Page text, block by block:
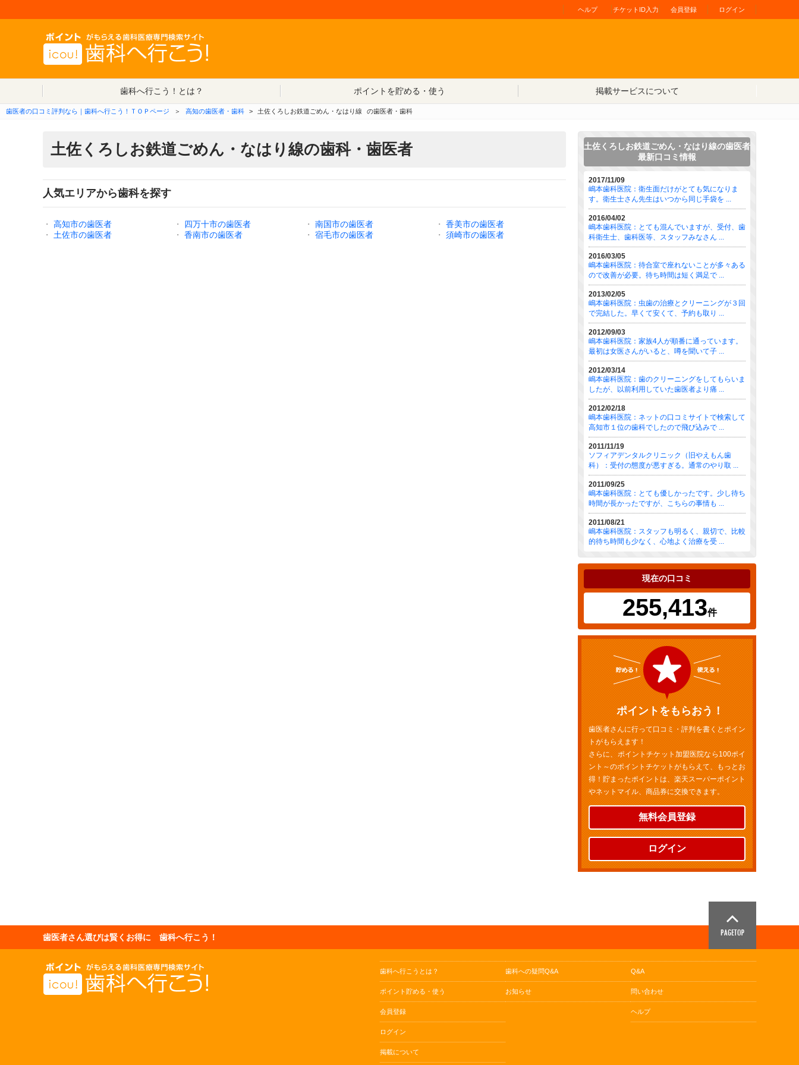
ヘルプ チケットID入力 会員登録 ログイン
歯科へ行こう！とは？
ポイントを貯める・使う 掲載サービスについて
歯医者の口コミ評判なら｜歯科へ行こう！ＴＯＰページ ＞ 高知の歯医者・歯科 > 土佐くろしお鉄道ごめん・なはり線 の歯医者・歯科
土佐くろしお鉄道ごめん・なはり線の歯科・歯医者
人気エリアから歯科を探す
・ 高知市の歯医者 ・ 四万十市の歯医者 ・ 南国市の歯医者 ・
香美市の歯医者
・
土佐市の歯医者 ・ 香南市の歯医者 ・ 宿毛市の歯医者 ・ 須崎市の歯医者
土佐くろしお鉄道ごめん・なはり線の歯医者
最新口コミ情報
2017/11/09
嶋本歯科医院：衛生面だけがとても気になりま
す。衛生士さん先生はいつから同じ手袋を ...
2016/04/02
嶋本歯科医院：とても混んでいますが、受付、歯
科衛生士、歯科医等、スタッフみなさん ...
2016/03/05
嶋本歯科医院：待合室で座れないことが多々ある
ので改善が必要。待ち時間は短く満足で ...
2013/02/05
嶋本歯科医院：虫歯の治療とクリーニングが３回
で完結した。早くて安くて、予約も取り ...
2012/09/03
嶋本歯科医院：家族4人が順番に通っています。
最初は女医さんがいると、噂を聞いて子 ...
2012/03/14
嶋本歯科医院：歯のクリーニングをしてもらいま
したが、以前利用していた歯医者より痛 ...
2012/02/18
嶋本歯科医院：ネットの口コミサイトで検索して
高知市１位の歯科でしたので飛び込みで ...
2011/11/19
ソフィアデンタルクリニック（旧やえもん歯
科）：受付の態度が悪すぎる。通常のやり取 ...
2011/09/25
嶋本歯科医院：とても優しかったです。少し待ち
時間が長かったですが、こちらの事情も ...
2011/08/21
嶋本歯科医院：スタッフも明るく、親切で、比較
的待ち時間も少なく、心地よく治療を受 ...
現在の口コミ
255,413件
ポイントをもらおう！
歯医者さんに行って口コミ・評判を書くとポイン
トがもらえます！
さらに、ポイントチケット加盟医院なら100ポイ
ント～のポイントチケットがもらえて、もっとお
得！貯まったポイントは、楽天スーパーポイント
やネットマイル、商品券に交換できます。
無料会員登録
ログイン
歯医者さん選びは賢くお得に 歯科へ行こう！
歯科へ行こうとは？
ポイント貯める・使う
会員登録
ログイン
掲載について
歯科への疑問Q&A
お知らせ
Q&A
問い合わせ
ヘルプ